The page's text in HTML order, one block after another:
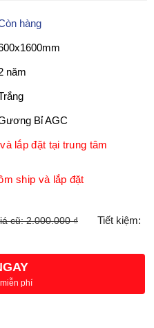
hàng
năm
Bỉ AGC
lắp đặt tại trung tâm
ship và lắp đặt
cũ:2.000.000 ₫
Tiết kiệm:
phí